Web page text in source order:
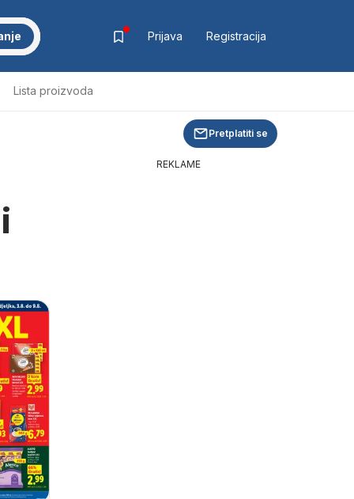
Prijava Registracija
Lista proizvoda
Pretplatiti se
REKLAME